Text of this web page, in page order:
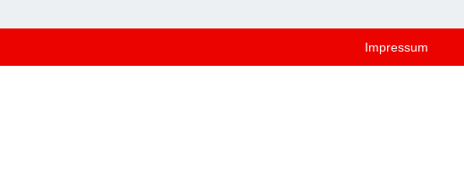
Impressum